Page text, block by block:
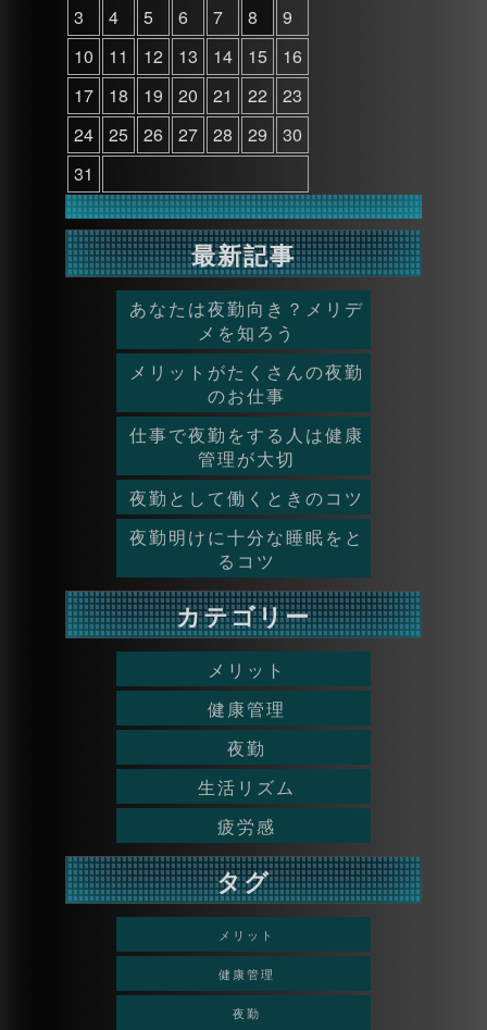
3
4 5 6 7 8
9
10
11 12 13 14 15
16
17
18 19 20 21 22
23
24
25 26 27 28 29
30
31
最新記事
あなたは夜勤向き？メリデ
メを知ろう
メリットがたくさんの夜勤
のお仕事
仕事で夜勤をする人は健康
管理が大切
夜勤として働くときのコツ
夜勤明けに十分な睡眠をと
るコツ
カテゴリー
メリット
健康管理
夜勤
生活リズム
疲労感
タグ
メリット
健康管理
夜勤